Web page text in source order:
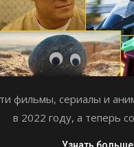
фильмы, сериалы и
в 2022 году, а теперь